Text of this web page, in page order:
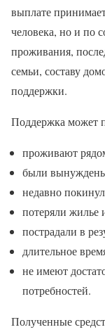
выплате
человека, но и по
проживания,
семьи, составу
поддержки.
Поддержка может
проживают
были вынуждены
недавно
потеряли жилье
пострадали в
длительное
не имеют
потребностей.
Полученные